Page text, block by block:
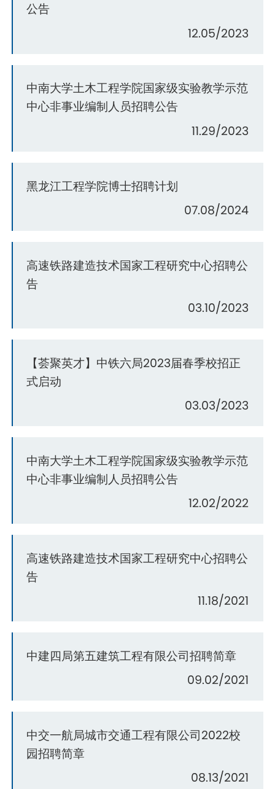
公告
12.05/2023
中南大学土木工程学院国家级实验教学示范
中心非事业编制人员招聘公告
11.29/2023
黑龙江工程学院博士招聘计划
07.08/2024
高速铁路建造技术国家工程研究中心招聘公
告
03.10/2023
【荟聚英才】中铁六局2023届春季校招正
式启动
03.03/2023
中南大学土木工程学院国家级实验教学示范
中心非事业编制人员招聘公告
12.02/2022
高速铁路建造技术国家工程研究中心招聘公
告
11.18/2021
中建四局第五建筑工程有限公司招聘简章
09.02/2021
中交一航局城市交通工程有限公司2022校
园招聘简章
08.13/2021